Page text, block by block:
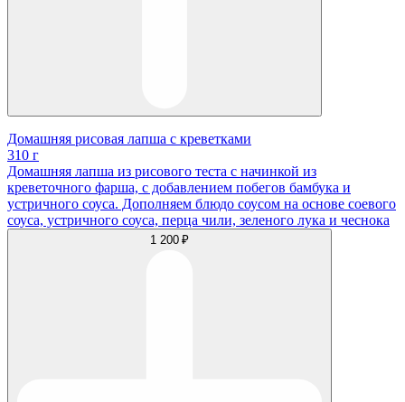
Домашняя рисовая лапша с креветками
310 г
Домашняя лапша из рисового теста с начинкой из
креветочного фарша, с добавлением побегов бамбука и
устричного соуса. Дополняем блюдо соусом на основе соевого
соуса, устричного соуса, перца чили, зеленого лука и чеснока
1 200 ₽